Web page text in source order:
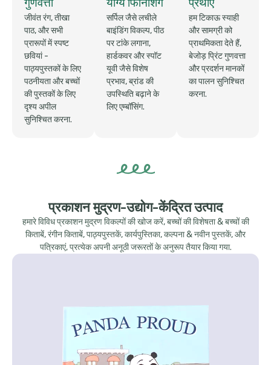
जीवंत रंग, तीखा
पाठ, और सभी
प्रारूपों में स्पष्ट
छवियां -
पाठ्यपुस्तकों के लिए
पठनीयता और बच्चों
की पुस्तकों के लिए
दृश्य अपील
सुनिश्चित करना.
सर्पिल जैसे लचीले
बाइंडिंग विकल्प, पीठ
पर टांके लगाना,
हार्डकवर और स्पॉट
यूवी जैसे विशेष
प्रभाव, ब्रांड की
उपस्थिति बढ़ाने के
लिए एम्बॉसिंग.
हम टिकाऊ स्याही
और सामग्री को
प्राथमिकता देते हैं,
बेजोड़ प्रिंट गुणवत्ता
और प्रदर्शन मानकों
का पालन सुनिश्चित
करना.
प्रकाशन मुद्रण-उद्योग-केंद्रित उत्पाद
हमारे विविध प्रकाशन मुद्रण विकल्पों की खोज करें, बच्चों की विशेषता & बच्चों की
किताबें, रंगीन किताबें, पाठ्यपुस्तकें, कार्यपुस्तिका, कल्पना & नवीन पुस्तकें, और
पत्रिकाएं, प्रत्येक अपनी अनूठी जरूरतों के अनुरूप तैयार किया गया.